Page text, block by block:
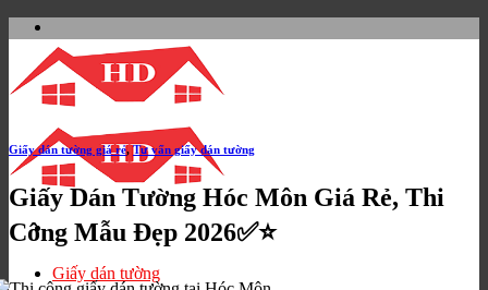
qua
dung
Giấy dán tường
Giấy dán tường giá rẻ,Tư vấn giấy dán tường
Giấy Dán Tường Hóc Môn Giá Rẻ, Thi
Công Mẫu Đẹp 2026✅⭐